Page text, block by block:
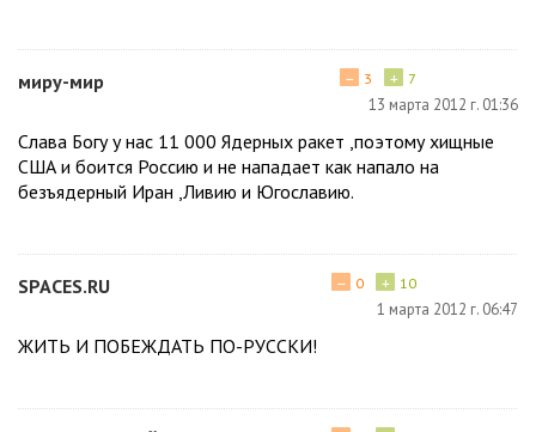
миру-мир + 7
− 3
13 марта 2012 г. 01:36
Слава Богу у нас 11 000 Ядерных ракет ,поэтому хищные
США и боится Россию и не нападает как напало на
безъядерный Иран ,Ливию и Югославию.
SPACES.RU + 10
− 0
1 марта 2012 г. 06:47
ЖИТЬ И ПОБЕЖДАТЬ ПО-РУССКИ!